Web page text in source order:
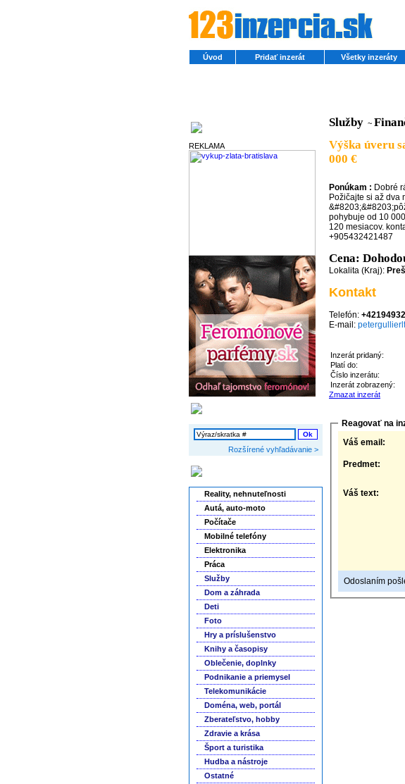
Úvod Pridať inzerát Všetky inzeráty
REKLAMA
Rozšírené vyhľadávanie >
Reality, nehnuteľnosti
Autá, auto-moto
Počítače
Mobilné telefóny
Elektronika
Práca
Služby
Dom a záhrada
Deti
Foto
Hry a príslušenstvo
Knihy a časopisy
Oblečenie, doplnky
Podnikanie a priemysel
Telekomunikácie
Doména, web, portál
Zberateľstvo, hobby
Zdravie a krása
Šport a turistika
Hudba a nástroje
Ostatné
Služby ~
Výška úveru
000 €
Ponúkam : Dobré
Požičajte si až dva
pohybuje od 10
120 mesiacov.
+905432421487
Cena:
Lokalita (Kraj):
Kontakt
Telefón:
E-mail:
Inzerát pridaný:
Platí do:
Číslo inzerátu:
Inzerát zobrazený:
Zmazat inzerát
Reagovať na
Váš email:
Predmet:
Váš text:
Odoslaním